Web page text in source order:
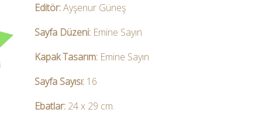
Editör:Ayşenur Güneş
Sayfa Düzeni: Emine Sayın
Kapak Tasarım: Emine Sayın
Sayfa Sayısı: 16
Ebatlar: 24 x 29 cm.